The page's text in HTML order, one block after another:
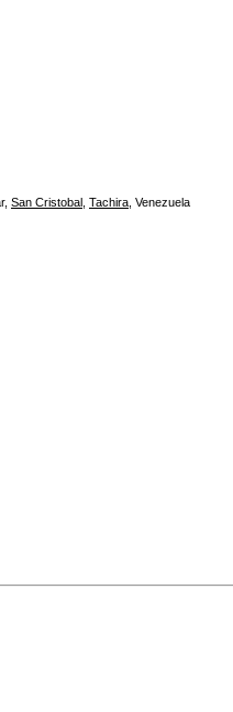
, San Cristobal Tachira Venezuela